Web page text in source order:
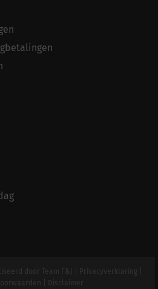
door Team F&J Privacyverklaring
Disclaimer